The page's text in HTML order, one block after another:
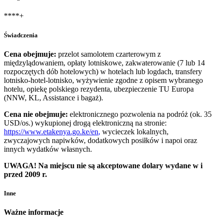
****+
Świadczenia
Cena obejmuje: przelot samolotem czarterowym z
międzylądowaniem, opłaty lotniskowe, zakwaterowanie (7 lub 14
rozpoczętych dób hotelowych) w hotelach lub logdach, transfery
lotnisko-hotel-lotnisko, wyżywienie zgodne z opisem wybranego
hotelu, opiekę polskiego rezydenta, ubezpieczenie TU Europa
(NNW, KL, Assistance i bagaż).
Cena nie obejmuje: elektronicznego pozwolenia na podróż (ok. 35
USD/os.) wykupionej drogą elektroniczną na stronie:
https://www.etakenya.go.ke/en, wycieczek lokalnych,
zwyczajowych napiwków, dodatkowych posiłków i napoi oraz
innych wydatków własnych.
UWAGA! Na miejscu nie są akceptowane dolary wydane w i
przed 2009 r.
Inne
Ważne informacje